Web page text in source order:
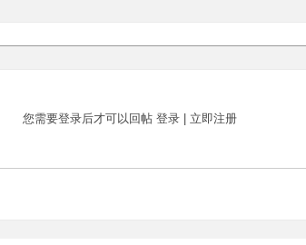
您需要登录后才可以回帖 登录| 立即注册